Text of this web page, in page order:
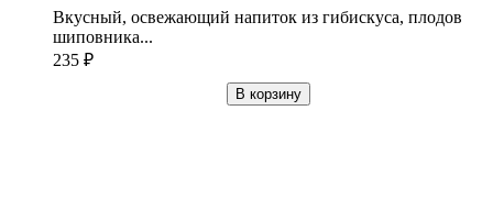
Вкусный, освежающий напиток из гибискуса, плодов
шиповника...
235 ₽
В корзину